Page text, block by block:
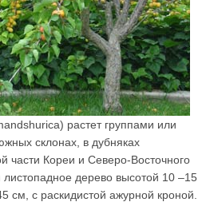
растет группами или
склонах, в дубняках
части Кореи и Северо-Восточного
листопадное дерево высотой 10 –15
см, с раскидистой ажурной кроной.